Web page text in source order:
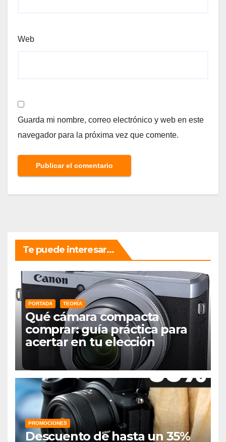
Web
Guarda mi nombre, correo electrónico y web en este
navegador para la próxima vez que comente.
Te puede interesar...
PORTADA TEORÍA
Qué cámara compacta
comprar: guía práctica para
acertar en tu elección
PROMOCIONES
Descuento de hasta un 35%